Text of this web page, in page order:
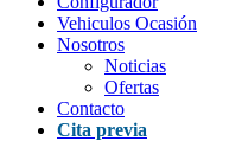
Vehiculos Ocasión
Nosotros
Noticias
Ofertas
Contacto
Cita previa